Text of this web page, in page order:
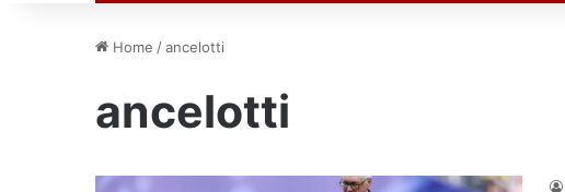
Home /ancelotti
ancelotti